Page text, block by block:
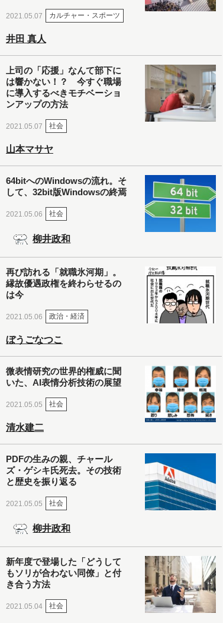
2021.05.07 カルチャー・スポーツ
井田 真人
上司の「応援」なんて部下に
は響かない！？ 今すぐ職場
に導入するべきモチベーショ
ンアップの方法
2021.05.07 社会
山本マサヤ
64bitへのWindowsの流れ。そ
して、32bit版Windowsの終焉
2021.05.06 社会
柳井政和
再び訪れる「就職氷河期」。
縁故優遇政権を終わらせるの
は今
2021.05.06 政治・経済
ぼうごなつこ
微表情研究の世界的権威に聞
いた、AI表情分析技術の展望
2021.05.05 社会
清水建二
PDFの生みの親、チャール
ズ・ゲシキ氏死去。その技術
と歴史を振り返る
2021.05.05 社会
柳井政和
新年度で登場した「どうして
もソリが合わない同僚」と付
き合う方法
2021.05.04 社会